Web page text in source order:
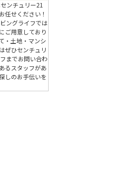
ンチュリー21
任せください！
ングライフでは
ご用意しており
・土地・マンシ
ぜひセンチュリ
までお問い合わ
るスタッフがあ
しのお手伝いを